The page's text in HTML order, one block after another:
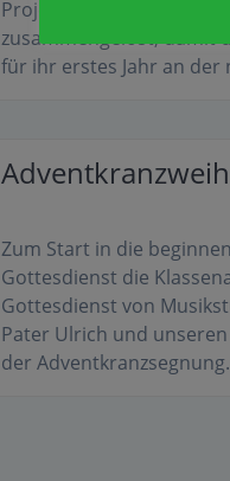
Projekt werden jedes
zusammengelost, damit
für ihr erstes Jahr an der
Zum Start in die
Gottesdienst die
Gottesdienst von
Pater Ulrich und
der Adventkranzsegnung.